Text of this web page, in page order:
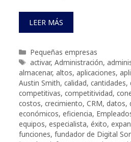
LEER MÁS
Categorías
Pequeñas empresas
Etiquetas
activar, Administración,
almacenar, altos, aplicaciones,
Austin Smith, calidad, cantidades,
competitivas, competitividad,
costos, crecimiento, CRM, datos,
económicos, eficiencia,
equipos, especialista, éxito,
funciones, fundador de Digital